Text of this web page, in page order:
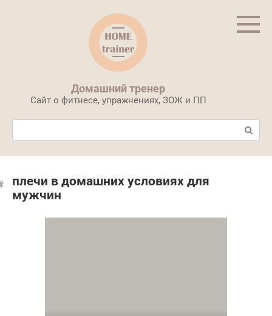
Домашний тренер
Сайт о фитнесе, упражнениях, ЗОЖ и ПП
Поиск:
плечи в домашних условиях для
мужчин